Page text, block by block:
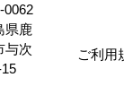
0062
県鹿
与次
ご利用